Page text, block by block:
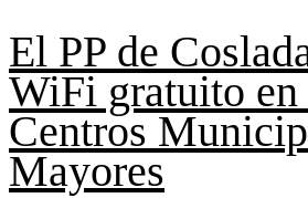
El PP de
WiFi gratuito en
Centros
Mayores